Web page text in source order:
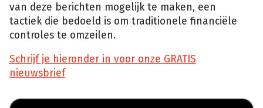
van deze berichten mogelijk te maken, een
tactiek die bedoeld is om traditionele financiële
controles te omzeilen.
Schrijf je hieronder in voor onze GRATIS
nieuwsbrief